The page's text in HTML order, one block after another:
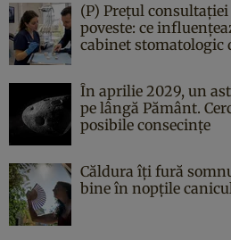
(P) Prețul
poveste: ce
cabinet stomatologic
În aprilie 2029, un
pe lângă Pământ.
posibile consecințe
Căldura îți fură
bine în nopțile